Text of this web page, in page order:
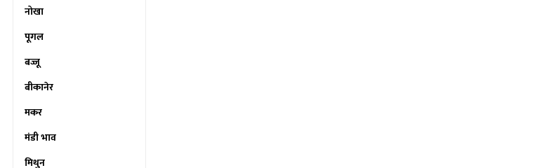
नोखा
पूगल
बज्जू
बीकानेर
मकर
मंडी भाव
मिथुन